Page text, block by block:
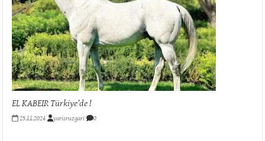
EL KABEIR Türkiye’de !
25.11.2024 yarisruzgari 0